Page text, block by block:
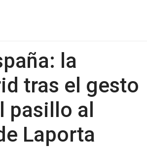
la
tras el gesto
pasillo al
Laporta